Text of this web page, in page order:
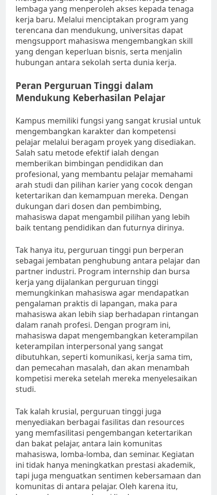
lembaga yang menperoleh akses kepada tenaga
kerja baru. Melalui menciptakan program yang
terencana dan mendukung, universitas dapat
mengsupport mahasiswa mengembangkan skill
yang dengan keperluan bisnis, serta menjalin
hubungan antara sekolah serta dunia kerja.
Peran Perguruan Tinggi dalam
Mendukung Keberhasilan Pelajar
Kampus memiliki fungsi yang sangat krusial untuk
mengembangkan karakter dan kompetensi
pelajar melalui beragam proyek yang disediakan.
Salah satu metode efektif ialah dengan
memberikan bimbingan pendidikan dan
profesional, yang membantu pelajar memahami
arah studi dan pilihan karier yang cocok dengan
ketertarikan dan kemampuan mereka. Dengan
dukungan dari dosen dan pembimbing,
mahasiswa dapat mengambil pilihan yang lebih
baik tentang pendidikan dan futurnya dirinya.
Tak hanya itu, perguruan tinggi pun berperan
sebagai jembatan penghubung antara pelajar dan
partner industri. Program internship dan bursa
kerja yang dijalankan perguruan tinggi
memungkinkan mahasiswa agar mendapatkan
pengalaman praktis di lapangan, maka para
mahasiswa akan lebih siap berhadapan rintangan
dalam ranah profesi. Dengan program ini,
mahasiswa dapat mengembangkan keterampilan
keterampilan interpersonal yang sangat
dibutuhkan, seperti komunikasi, kerja sama tim,
dan pemecahan masalah, dan akan menambah
kompetisi mereka setelah mereka menyelesaikan
studi.
Tak kalah krusial, perguruan tinggi juga
menyediakan berbagai fasilitas dan resources
yang memfasilitasi pengembangan ketertarikan
dan bakat pelajar, antara lain komunitas
mahasiswa, lomba-lomba, dan seminar. Kegiatan
ini tidak hanya meningkatkan prestasi akademik,
tapi juga menguatkan sentimen kebersamaan dan
komunitas di antara pelajar. Oleh karena itu,